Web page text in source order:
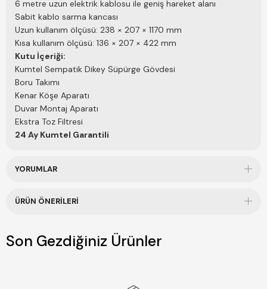
6 metre uzun elektrik kablosu ile geniş hareket alanı
Sabit kablo sarma kancası
Uzun kullanım ölçüsü: 238 × 207 × 1170 mm
Kısa kullanım ölçüsü: 136 × 207 × 422 mm
Kutu İçeriği:
Kumtel Sempatik Dikey Süpürge Gövdesi
Boru Takımı
Kenar Köşe Aparatı
Duvar Montaj Aparatı
Ekstra Toz Filtresi
24 Ay Kumtel Garantili
YORUMLAR
ÜRÜN ÖNERILERI
Son Gezdiğiniz Ürünler